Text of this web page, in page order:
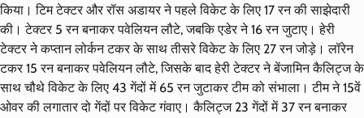
किया। टिम टेक्टर और रॉस अडायर ने पहले विकेट के लिए 17 रन की साझेदारी
की। टेक्टर 5 रन बनाकर पवेलियन लौटे, जबकि एडेर ने 16 रन जुटाए। हेरी
टेक्टर ने कप्तान लोर्कन टकर के साथ तीसरे विकेट के लिए 27 रन जोड़े। लॉरेन
टकर 15 रन बनाकर पवेलियन लौटे, जिसके बाद हेरी टेक्टर ने बेंजामिन कैलिट्ज के
साथ चौथे विकेट के लिए 43 गेंदों में 65 रन जुटाकर टीम को संभाला। टीम ने 15वें
ओवर की लगातार दो गेंदों पर विकेट गंवाए। कैलिट्ज 23 गेंदों में 37 रन बनाकर